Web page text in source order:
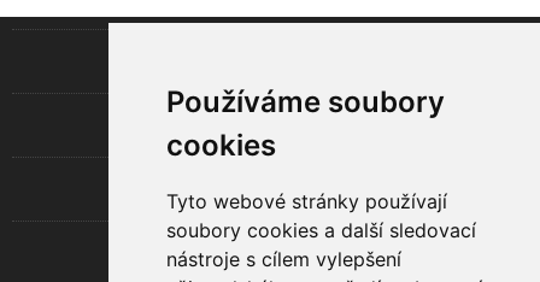
Používáme soubory
cookies
Tyto webové stránky používají
soubory cookies a další sledovací
nástroje s cílem vylepšení
UŽITEČNÉ
O SPOLEČNOSTI